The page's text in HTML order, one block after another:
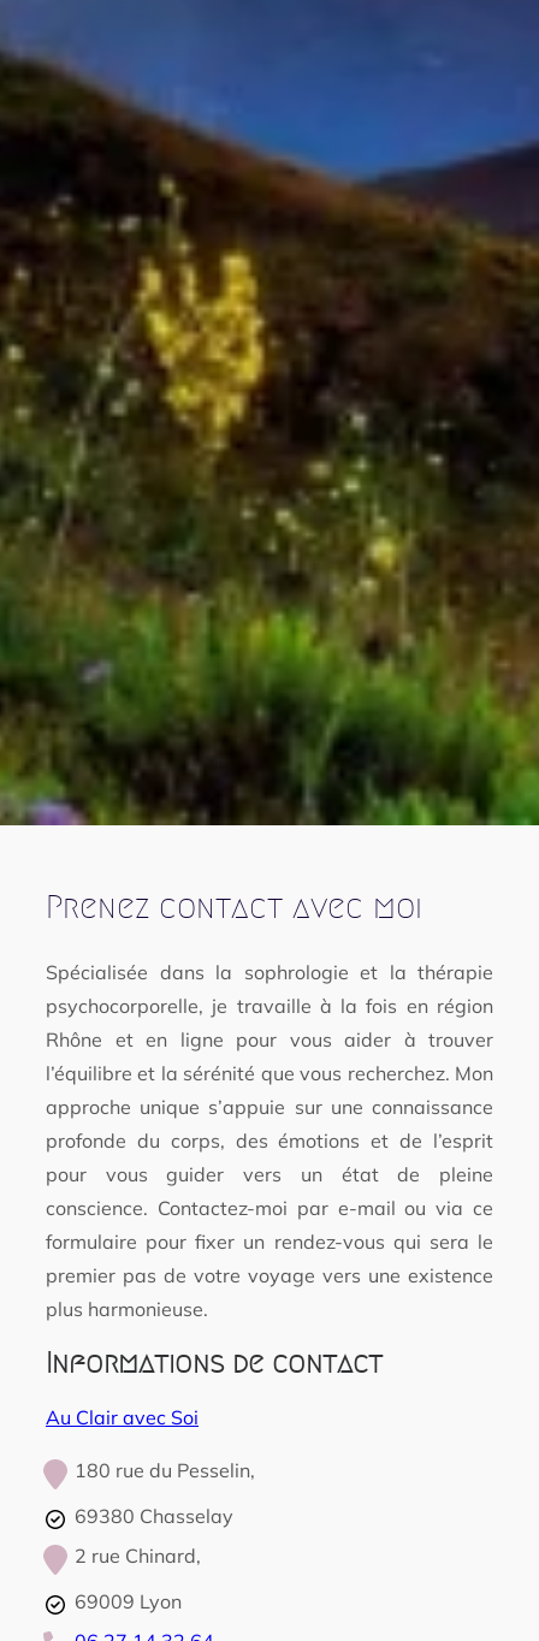
Prenez contact avec moi
Spécialisée dans la sophrologie et la thérapie
psychocorporelle, je travaille à la fois en région
Rhône et en ligne pour vous aider à trouver
l’équilibre et la sérénité que vous recherchez. Mon
approche unique s’appuie sur une connaissance
profonde du corps, des émotions et de l’esprit
pour vous guider vers un état de pleine
conscience. Contactez-moi par e-mail ou via ce
formulaire pour fixer un rendez-vous qui sera le
premier pas de votre voyage vers une existence
plus harmonieuse.
Informations de contact
Au Clair avec Soi
180 rue du Pesselin,
69380 Chasselay
2 rue Chinard,
69009 Lyon